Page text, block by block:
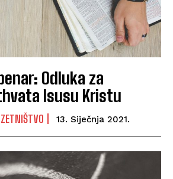
Odluka za
Isusu Kristu
13. Siječnja 2021.